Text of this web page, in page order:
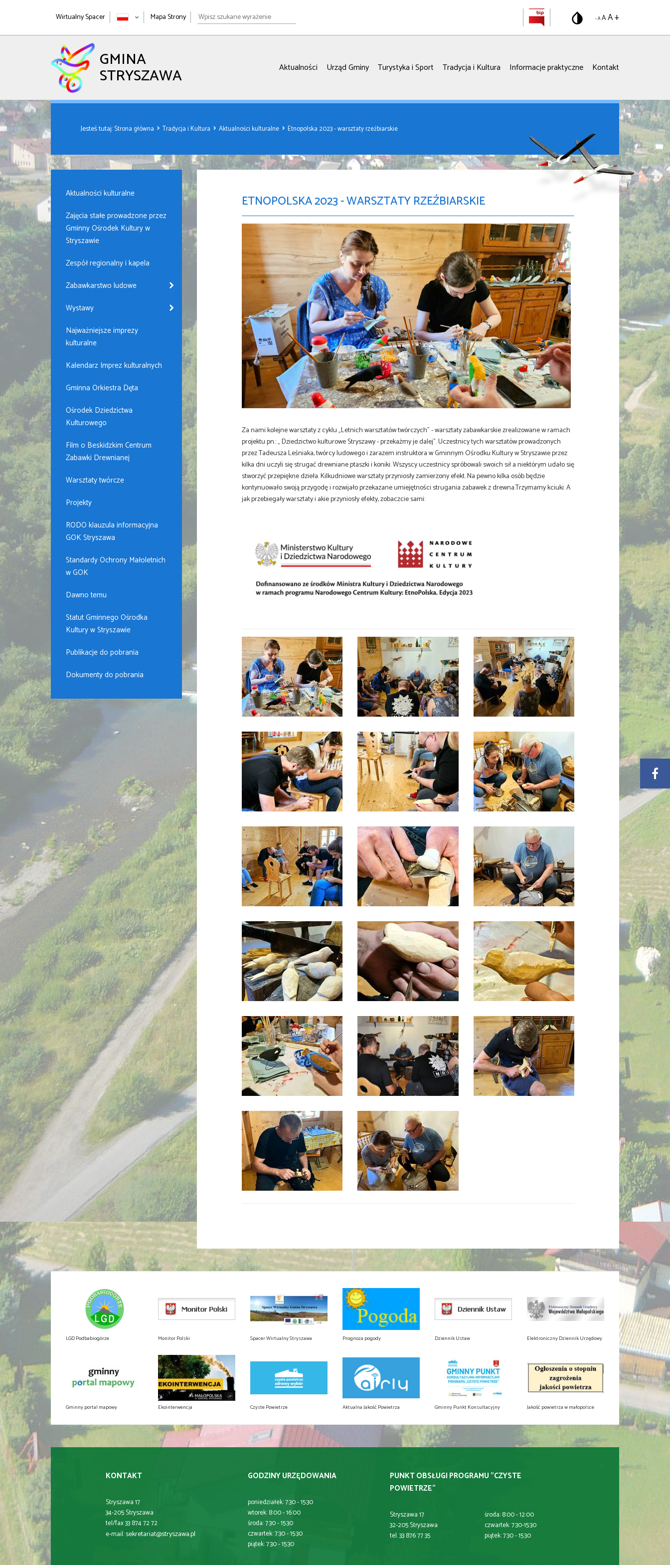
Wirtualny Spacer Mapa Strony
Wpisz
szukane
wyrażenie
- A AA +
GMINA
STRYSZAWA Aktualności Urząd Gminy Turystyka i Sport Tradycja i Kultura Informacje praktyczne Kontakt
Jesteś tutaj:Strona główna Tradycja i Kultura Aktualności kulturalne Etnopolska 2023 - warsztaty rzeźbiarskie
Aktualności kulturalne
Zajęcia stałe prowadzone przez
Gminny Ośrodek Kultury w
Stryszawie
Zespół regionalny i kapela
Zabawkarstwo ludowe
Wystawy
Najważniejsze imprezy
kulturalne
Kalendarz Imprez kulturalnych
Gminna Orkiestra Dęta
Ośrodek Dziedzictwa
Kulturowego
Film o Beskidzkim Centrum
Zabawki Drewnianej
Warsztaty twórcze
Projekty
RODO klauzula informacyjna
GOK Stryszawa
Standardy Ochrony Małoletnich
w GOK
Dawno temu
Statut Gminnego Ośrodka
Kultury w Stryszawie
Publikacje do pobrania
Dokumenty do pobrania
ETNOPOLSKA 2023 - WARSZTATY RZEŹBIARSKIE
Za nami kolejne warsztaty z cyklu „Letnich warsztatów twórczych” - warsztaty zabawkarskie zrealizowane w ramach
projektu pn.: „ Dziedzictwo kulturowe Stryszawy - przekażmy je dalej”. Uczestnicy tych warsztatów prowadzonych
przez Tadeusza Leśniaka, twórcy ludowego i zarazem instruktora w Gminnym Ośrodku Kultury w Stryszawie przez
kilka dni uczyli się strugać drewniane ptaszki i koniki. Wszyscy uczestnicy spróbowali swoich sił a niektórym udało się
stworzyć przepiękne dzieła. Kilkudniowe warsztaty przyniosły zamierzony efekt. Na pewno kilka osób będzie
kontynuowało swoją przygodę i rozwijało przekazane umiejętności strugania zabawek z drewna.Trzymamy kciuki. A
jak przebiegały warsztaty i akie przyniosły efekty, zobaczcie sami:
LGD Podbabiogórze Monitor Polski Spacer Wirtualny Stryszawa Prognoza pogody Dziennik Ustaw Elektroniczny Dziennik Urzędowy
Gminny portal mapowy Ekointerwencja Czyste Powietrze Aktualna Jakość Powietrza Gminny Punkt Konsultacyjny Jakość powietrza w małopolsce
KONTAKT
Stryszawa 17
34-205 Stryszawa
tel/fax 33 874 72 72
e-mail:sekretariat@stryszawa.pl
GODZINY URZĘDOWANIA
poniedziałek: 7:30 - 15:30
wtorek: 8:00 - 16:00
środa: 7:30 - 15:30
czwartek: 7:30 - 15:30
piątek: 7:30 - 15:30
PUNKT OBSŁUGI PROGRAMU "CZYSTE
POWIETRZE"
Stryszawa 17
32-205 Stryszawa
tel. 33 876 77 35
środa: 8:00 - 12:00
czwartek: 7:30-15:30
piątek: 7:30 - 15:30